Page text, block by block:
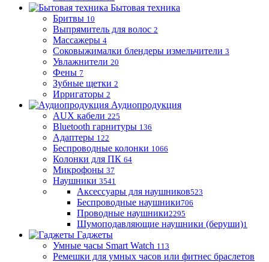
Бытовая техника
Бритвы 10
Выпрямитель для волос 2
Массажеры 4
Соковыжималки блендеры измельчители 3
Увлажнители 20
Фены 7
Зубные щетки 2
Ирригаторы 2
Аудиопродукция
AUX кабели 225
Bluetooth гарнитуры 136
Адаптеры 122
Беспроводные колонки 1066
Колонки для ПК 64
Микрофоны 37
Наушники 3541
Аксессуары для наушников523
Беспроводные наушники706
Проводные наушники2295
Шумоподавляющие наушники (беруши)1
Гаджеты
Умные часы Smart Watch 113
Ремешки для умных часов или фитнес браслетов